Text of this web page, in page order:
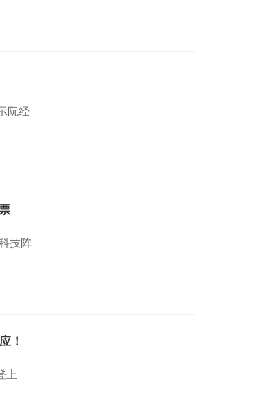
阮经
技阵
！
上